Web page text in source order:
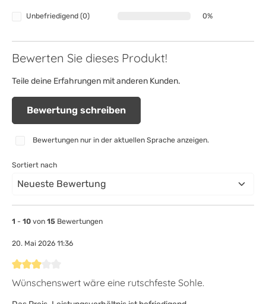
Unbefriedigend (0) 0%
Bewerten Sie dieses Produkt!
Teile deine Erfahrungen mit anderen Kunden.
Bewertung schreiben
Bewertungen nur in der aktuellen Sprache anzeigen.
Sortiert nach
1 - 10 von 15 Bewertungen
20. Mai 2026 11:36
Bewertung mit 3 von 5 Sternen
Wünschenswert wäre eine rutschfeste Sohle.